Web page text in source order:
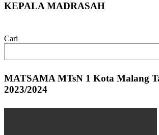
KEPALA MADRASAH
Cari
MATSAMA MTsN 1 Kota Malang
2023/2024